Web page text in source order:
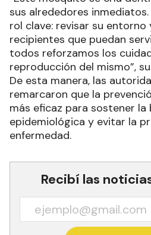
sus alrededores
rol clave: revisar su entorno
recipientes que puedan
todos reforzamos los
reproducción del mismo”,
De esta manera, las
remarcaron que la
más eficaz para sostener la
epidemiológica y evitar la
enfermedad.
Recibí las